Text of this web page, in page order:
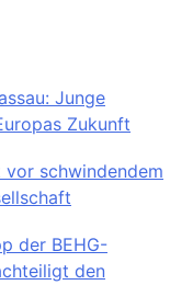
Junge
Zukunft
vor schwindendem
der BEHG-
den